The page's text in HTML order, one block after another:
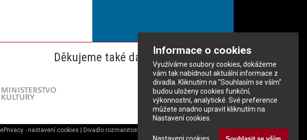
Informace o cookies
Využíváme soubory cookies, dokážeme
vám tak nabídnout aktuální informace z
divadla. Kliknutím na "Souhlasím se vším"
budou uloženy cookies funkční,
výkonnostní, analytické. Své preference
můžete snadno upravit kliknutím na
Nastavení cookies.
Děkujeme také dalším partnerům
ePrivacy - nastavení cookies Divadlo rozmanitostí
Městské divadlo v Mostě s.r.o.
Pecho-it.cz&NEXU s.r.o.